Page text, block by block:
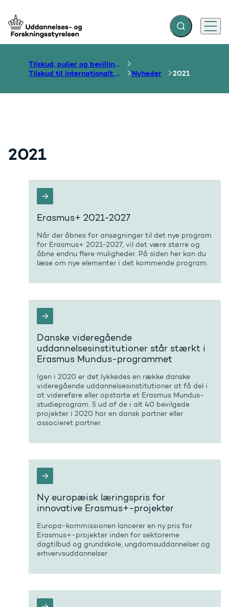
Gå til forsiden Fold søgefelt ud
Menu
Tilskud, puljer og bevillinger
Tilskud til internationalt samarbejde om uddannelse
Nyheder 2021
2021
Erasmus+ 2021-2027
Når der åbnes for ansøgninger til det nye program
for Erasmus+ 2021-2027, vil det være større og
åbne endnu flere muligheder. På siden her kan du
læse om nye elementer i det kommende program.
Danske videregående
uddannelsesinstitutioner står stærkt i
Erasmus Mundus-programmet
Igen i 2020 er det lykkedes en række danske
videregående uddannelsesinstitutioner at få del i
at videreføre eller opstarte et Erasmus Mundus-
studieprogram. 5 ud af de i alt 40 bevilgede
projekter i 2020 har en dansk partner eller
associeret partner.
Ny europæisk læringspris for
innovative Erasmus+-projekter
Europa-kommissionen lancerer en ny pris for
Erasmus+-projekter inden for sektorerne
dagtilbud og grundskole, ungdomsuddannelser og
erhvervsuddannelser